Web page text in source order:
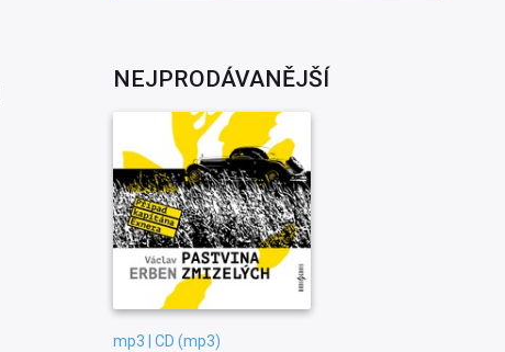
NEJPRODÁVANĚJŠÍ
mp3 | CD (mp3)